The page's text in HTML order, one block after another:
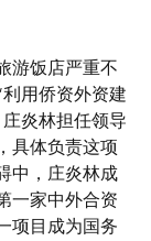
游饭店严重不
用侨资外资建
炎林担任领导
具体负责这项
中，庄炎林成
一家中外合资
目成为国务